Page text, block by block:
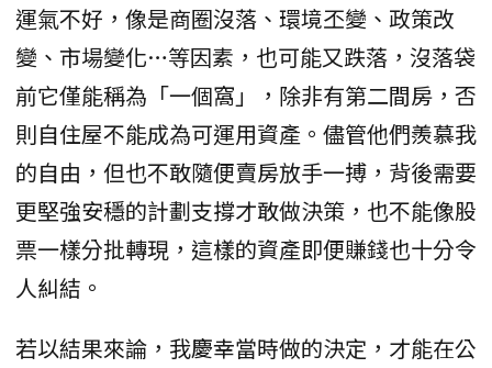
運氣不好，像是商圈沒落、環境丕變、政策改
變、市場變化…等因素，也可能又跌落，沒落袋
前它僅能稱為「一個窩」，除非有第二間房，否
則自住屋不能成為可運用資產。儘管他們羨慕我
的自由，但也不敢隨便賣房放手一搏，背後需要
更堅強安穩的計劃支撐才敢做決策，也不能像股
票一樣分批轉現，這樣的資產即便賺錢也十分令
人糾結。
若以結果來論，我慶幸當時做的決定，才能在公